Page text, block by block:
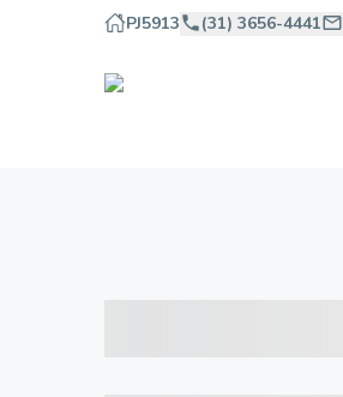
PJ5913 (31) 3656-4441